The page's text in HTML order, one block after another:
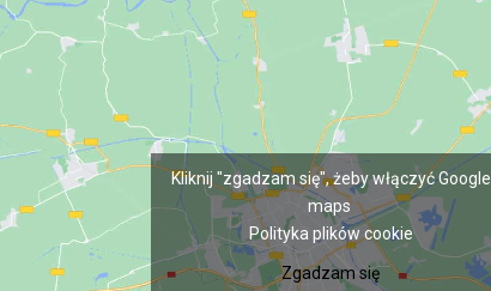
Rejestracja: R.C.S. B222893
Kliknij "zgadzam się", żeby włączyć Google
maps
Polityka plików cookie
Zgadzam się